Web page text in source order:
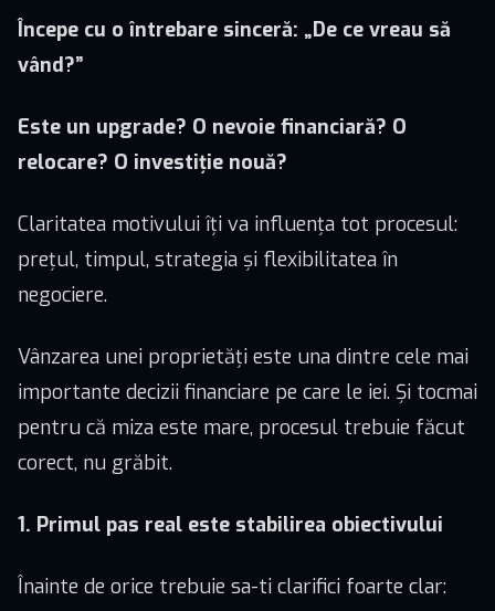
Începe cu o întrebare sinceră: „De ce vreau să
vând?”
Este un upgrade? O nevoie financiară? O
relocare? O investiție nouă?
Claritatea motivului îți va influența tot procesul:
prețul, timpul, strategia și flexibilitatea în
negociere.
Vânzarea unei proprietăți este una dintre cele mai
importante decizii financiare pe care le iei. Și tocmai
pentru că miza este mare, procesul trebuie făcut
corect, nu grăbit.
1. Primul pas real este stabilirea obiectivului
Înainte de orice trebuie sa-ti clarifici foarte clar: